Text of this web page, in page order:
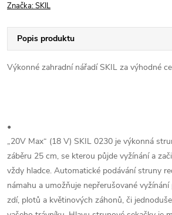
Značka:SKIL
Popis produktu
Výkonné zahradní nářadí SKIL za výhodné
•
„20V Max“ (18 V) SKIL 0230 je výkonná
záběru 25 cm, se kterou půjde vyžínání a
vždy hladce. Automatické podávání struny
námahu a umožňuje nepřerušované
zdí, plotů a květinových záhonů, či